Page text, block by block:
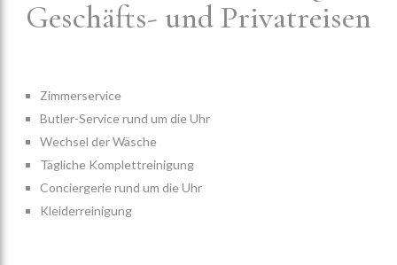
Geschäfts- und Privatreisen
Zimmerservice
Butler-Service rund um die Uhr
Wechsel der Wäsche
Tägliche Komplettreinigung
Conciergerie rund um die Uhr
Kleiderreinigung